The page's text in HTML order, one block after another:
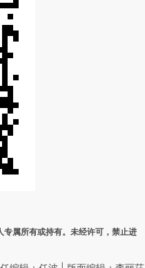
专属所有或持有。未经许可，禁止进